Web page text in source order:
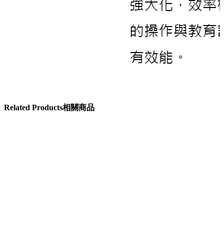
Related Products相關商品